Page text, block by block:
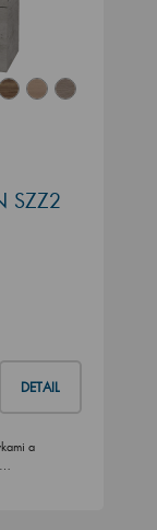
SZZ2
DETAIL
a